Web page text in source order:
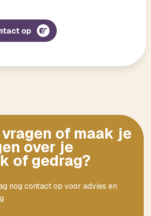
op
of maak je
over je
of gedrag?
nog contact op voor advies en